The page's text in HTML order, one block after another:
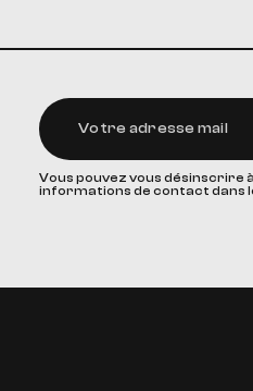
Vous pouvez vous désinscrire
informations de contact dans